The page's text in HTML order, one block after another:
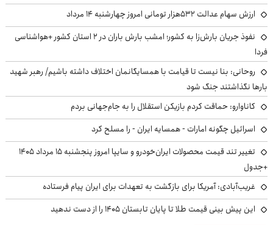
ارزش سهام عدالت ۵۳۲هزار تومانی امروز چهارشنبه ۱۴ مرداد
نفوذ جریان بارش‌زا به کشور؛ امشب بارش باران در ۲ استان کشور +هواشناسی
فردا
روحانی: بنا نیست تا قیامت با همسایگانمان اختلاف داشته باشیم/ رهبر شهید
بارها نگذاشتند جنگ شود
کاناوارو: حماقت کردم بازیکن استقلال را به جام‌جهانی بردم
اسرائیل چگونه امارات - همسایه ایران - را مسلح کرد
تغییر تند قیمت محصولات ایران‌خودرو و سایپا امروز پنجشنبه ۱۵ مرداد ۱۴۰۵
+جدول
غریب‌آبادی: آمریکا برای بازگشت به تعهدات برای ایران پیام فرستاده
این پیش بینی قیمت طلا تا پایان تابستان ۱۴۰۵ را از دست ندهید